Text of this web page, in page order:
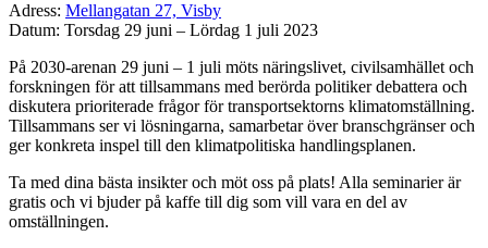
Adress: Mellangatan 27, Visby
Datum: Torsdag 29 juni – Lördag 1 juli 2023
På 2030-arenan 29 juni – 1 juli möts näringslivet, civilsamhället och
forskningen för att tillsammans med berörda politiker debattera och
diskutera prioriterade frågor för transportsektorns klimatomställning.
Tillsammans ser vi lösningarna, samarbetar över branschgränser och
ger konkreta inspel till den klimatpolitiska handlingsplanen.
Ta med dina bästa insikter och möt oss på plats! Alla seminarier är
gratis och vi bjuder på kaffe till dig som vill vara en del av
omställningen.